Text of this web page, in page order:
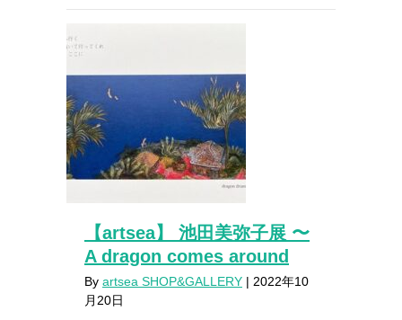
【artsea】 池田美弥子展 〜
A dragon comes around
By artsea SHOP&GALLERY | 2022年10
月20日